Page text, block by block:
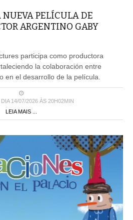
PELÍCULA DE
ARGENTINO GABY
participa como productora
la colaboración entre
en el desarrollo de la película.
14/07/2026 ÀS 20H02MIN
LEIA MAIS ...